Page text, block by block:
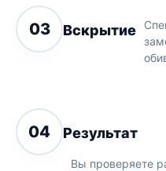
03 Вскрытие
04 Результат
Вы проверяете